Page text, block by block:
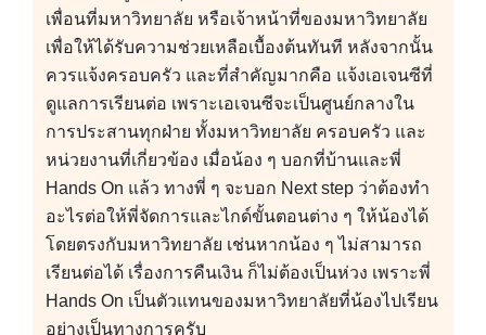
เพื่อนที่มหาวิทยาลัย หรือเจ้าหน้าที่ของมหาวิทยาลัย
เพื่อให้ได้รับความช่วยเหลือเบื้องต้นทันที หลังจากนั้น
ควรแจ้งครอบครัว และที่สำคัญมากคือ แจ้งเอเจนซีที่
ดูแลการเรียนต่อ เพราะเอเจนซีจะเป็นศูนย์กลางใน
การประสานทุกฝ่าย ทั้งมหาวิทยาลัย ครอบครัว และ
หน่วยงานที่เกี่ยวข้อง เมื่อน้อง ๆ บอกที่บ้านและพี่
Hands On แล้ว ทางพี่ ๆ จะบอก Next step ว่าต้องทำ
อะไรต่อให้พี่จัดการและไกด์ขั้นตอนต่าง ๆ ให้น้องได้
โดยตรงกับมหาวิทยาลัย เช่นหากน้อง ๆ ไม่สามารถ
เรียนต่อได้ เรื่องการคืนเงิน ก็ไม่ต้องเป็นห่วง เพราะพี่
Hands On เป็นตัวแทนของมหาวิทยาลัยที่น้องไปเรียน
อย่างเป็นทางการครับ